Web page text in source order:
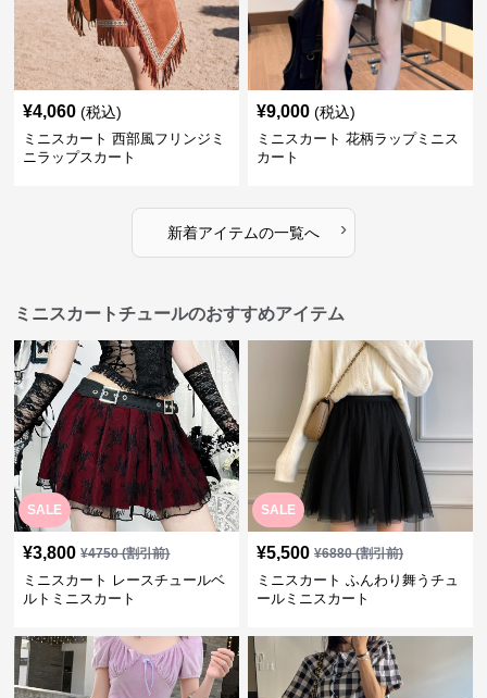
¥4,060 (税込)
ミニスカート 西部風フリンジミ
ニラップスカート
¥9,000 (税込)
ミニスカート 花柄ラップミニス
カート
新着アイテムの一覧へ ›
ミニスカートチュールのおすすめアイテム
SALE
¥3,800 ¥4750(割引前)
ミニスカート レースチュールベ
ルトミニスカート
SALE
¥5,500 ¥6880(割引前)
ミニスカート ふんわり舞うチュ
ールミニスカート